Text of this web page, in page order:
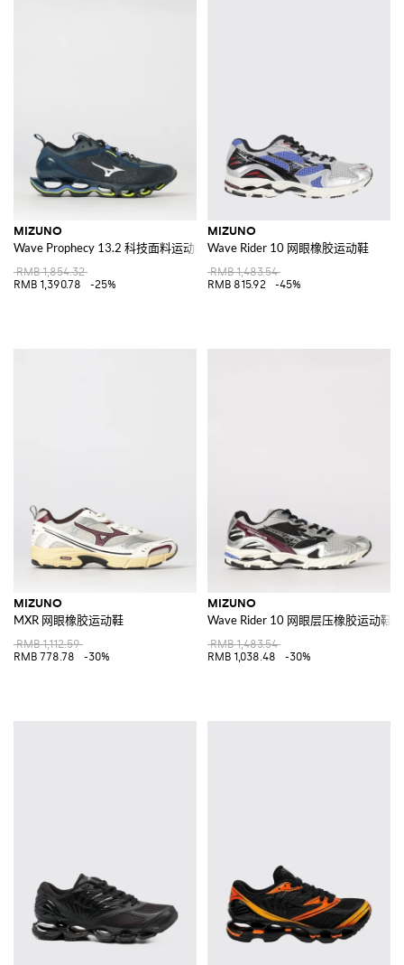
MIZUNO
Wave Prophecy 13.2 科技面料运动鞋
RMB 1,854.32
RMB 1,390.78
-25%
MIZUNO
Wave Rider 10 网眼橡胶运动鞋
RMB 1,483.54
RMB 815.92
-45%
MIZUNO
MXR 网眼橡胶运动鞋
RMB 1,112.59
RMB 778.78
-30%
MIZUNO
Wave Rider 10 网眼层压橡胶运动鞋
RMB 1,483.54
RMB 1,038.48
-30%